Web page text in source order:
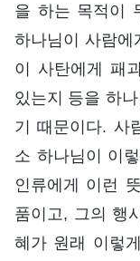
을 하는 목적이
하나님이 사람에
이 사탄에게 패
있는지 등을 하
기 때문이다. 사
소 하나님이 이
인류에게 이런
품이고, 그의 행
혜가 원래 이렇